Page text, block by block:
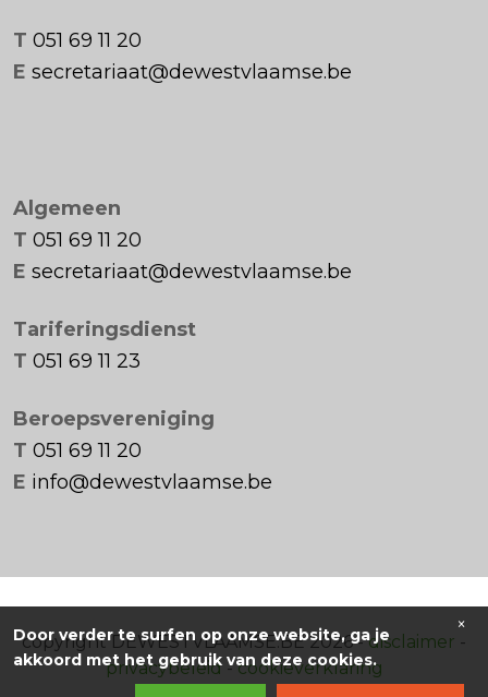
T 051 69 11 20
E secretariaat@dewestvlaamse.be
Algemeen
T 051 69 11 20
E secretariaat@dewestvlaamse.be
Tariferingsdienst
T 051 69 11 23
Beroepsvereniging
T 051 69 11 20
E info@dewestvlaamse.be
copyright DEWESTVLAAMSE.BE 2026 -disclaimer -
privacybeleid-cookieverklaring
Door verder te surfen op onze website, ga je
akkoord met het gebruik van deze cookies.
×